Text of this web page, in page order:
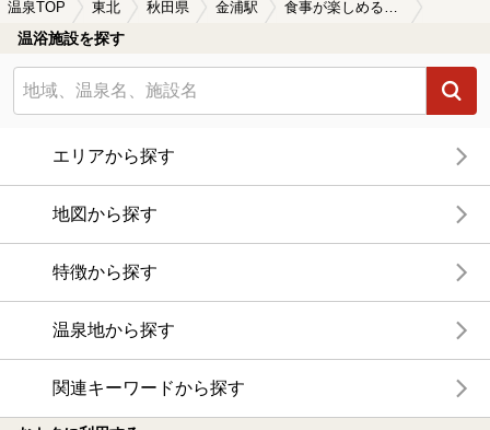
温泉TOP 東北 秋田県 金浦駅 食事が楽しめる金浦駅近くの温泉、日帰り温泉、スーパー銭湯おすすめ
温浴施設を探す
エリアから探す
地図から探す
特徴から探す
温泉地から探す
関連キーワードから探す